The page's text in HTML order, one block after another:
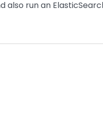
also run an